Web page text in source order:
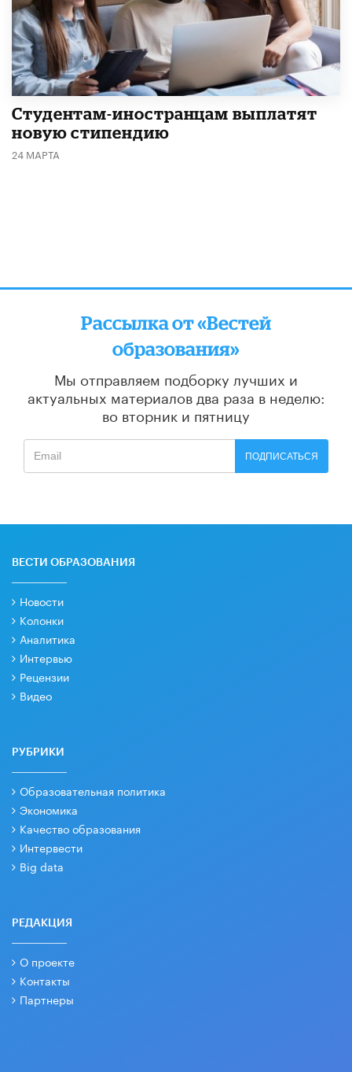
Студентам-иностранцам выплатят
новую стипендию
24 МАРТА
Рассылка от «Вестей
образования»
Мы отправляем подборку лучших и
актуальных материалов два раза в неделю:
во вторник и пятницу
ПОДПИСАТЬСЯ
ВЕСТИ ОБРАЗОВАНИЯ
Новости
Колонки
Аналитика
Интервью
Рецензии
Видео
РУБРИКИ
Образовательная политика
Экономика
Качество образования
Интервести
Big data
РЕДАКЦИЯ
О проекте
Контакты
Партнеры